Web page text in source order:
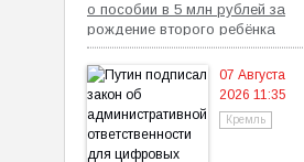
о пособии в 5 млн рублей за
рождение второго ребёнка
07 Августа
2026 11:35
Кремль